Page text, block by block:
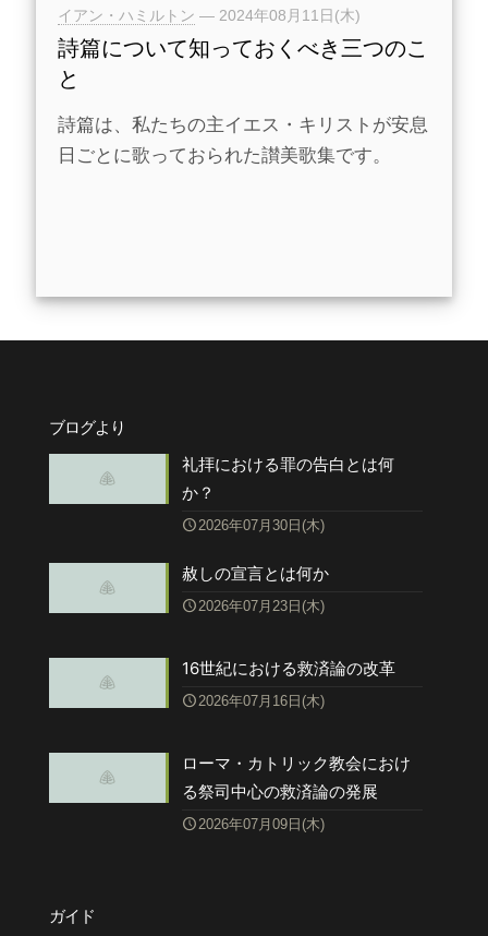
イアン・ハミルトン — 2024年08月11日(木)
詩篇について知っておくべき三つのこ
と
詩篇は、私たちの主イエス・キリストが安息
日ごとに歌っておられた讃美歌集です。
ブログより
礼拝における罪の告白とは何
か？
2026年07月30日(木)
赦しの宣言とは何か
2026年07月23日(木)
16世紀における救済論の改革
2026年07月16日(木)
ローマ・カトリック教会におけ
る祭司中心の救済論の発展
2026年07月09日(木)
ガイド